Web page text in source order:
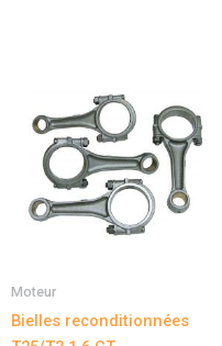
Moteur
Bielles reconditionnées